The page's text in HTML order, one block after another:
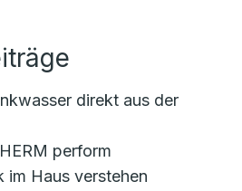
direkt aus der
perform
im Haus verstehen